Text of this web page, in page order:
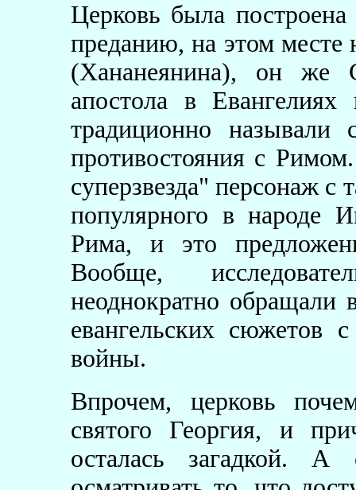
Церковь была
преданию, на этом месте
(Хананеянина), он же
апостола в
традиционно называли
противостояния с
суперзвезда" персонаж с
популярного в народе
Рима, и это
Вообще,
неоднократно обращали
евангельских сюжетов
войны.
Впрочем, церковь
святого Георгия, и
осталась загадкой.